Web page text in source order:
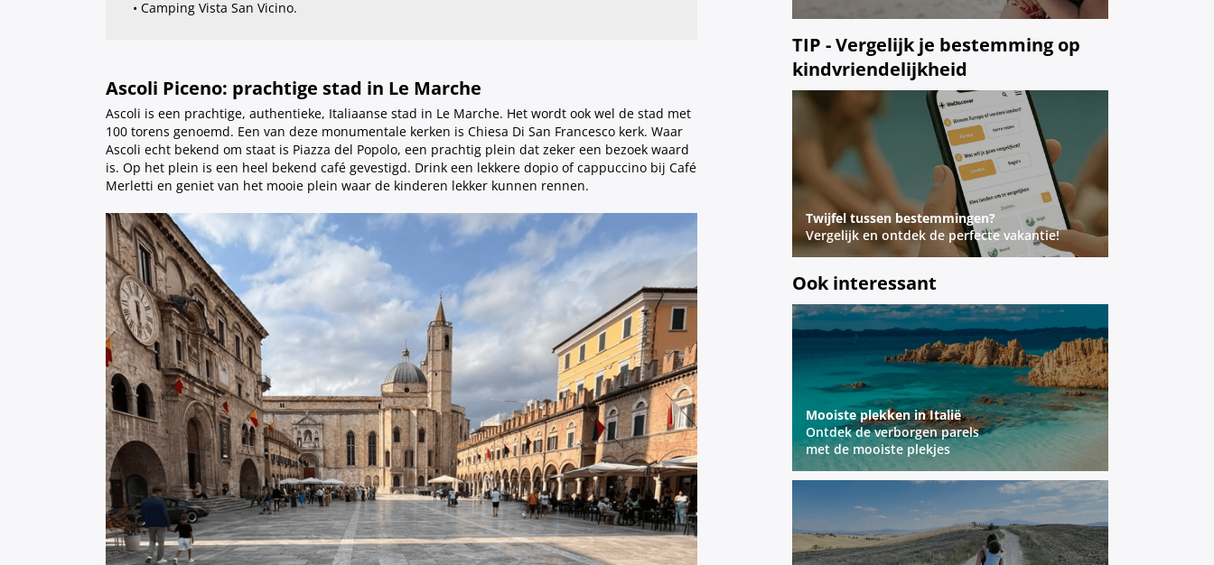
• Camping Vista San Vicino.
Ascoli Piceno: prachtige stad in Le Marche
Ascoli is een prachtige, authentieke, Italiaanse stad in Le Marche. Het wordt ook wel de stad met
100 torens genoemd. Een van deze monumentale kerken is Chiesa Di San Francesco kerk. Waar
Ascoli echt bekend om staat is Piazza del Popolo, een prachtig plein dat zeker een bezoek waard
is. Op het plein is een heel bekend café gevestigd. Drink een lekkere dopio of cappuccino bij Café
Merletti en geniet van het mooie plein waar de kinderen lekker kunnen rennen.
TIP - Vergelijk je bestemming op
kindvriendelijkheid
Twijfel tussen bestemmingen?
Vergelijk en ontdek de perfecte vakantie!
Ook interessant
Mooiste plekken in Italië
Ontdek de verborgen parels
met de mooiste plekjes